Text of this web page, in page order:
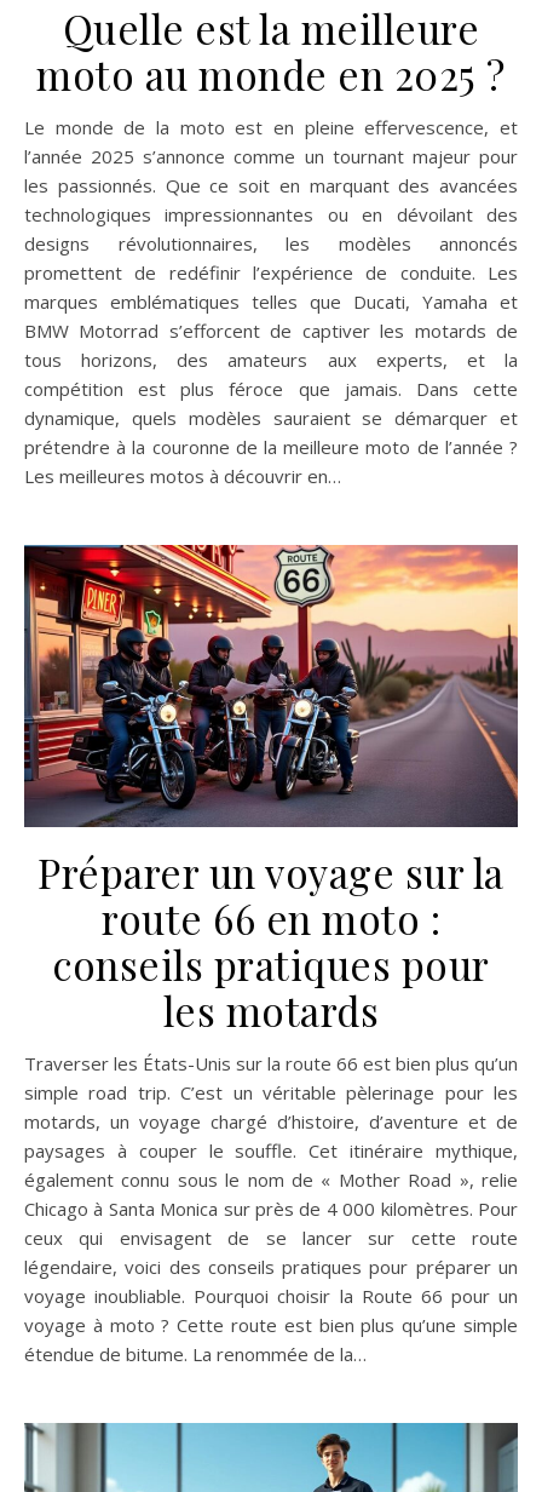
Quelle est la meilleure
moto au monde en 2025 ?
Le monde de la moto est en pleine effervescence, et
l’année 2025 s’annonce comme un tournant majeur pour
les passionnés. Que ce soit en marquant des avancées
technologiques impressionnantes ou en dévoilant des
designs révolutionnaires, les modèles annoncés
promettent de redéfinir l’expérience de conduite. Les
marques emblématiques telles que Ducati, Yamaha et
BMW Motorrad s’efforcent de captiver les motards de
tous horizons, des amateurs aux experts, et la
compétition est plus féroce que jamais. Dans cette
dynamique, quels modèles sauraient se démarquer et
prétendre à la couronne de la meilleure moto de l’année ?
Les meilleures motos à découvrir en…
Préparer un voyage sur la
route 66 en moto :
conseils pratiques pour
les motards
Traverser les États-Unis sur la route 66 est bien plus qu’un
simple road trip. C’est un véritable pèlerinage pour les
motards, un voyage chargé d’histoire, d’aventure et de
paysages à couper le souffle. Cet itinéraire mythique,
également connu sous le nom de « Mother Road », relie
Chicago à Santa Monica sur près de 4 000 kilomètres. Pour
ceux qui envisagent de se lancer sur cette route
légendaire, voici des conseils pratiques pour préparer un
voyage inoubliable. Pourquoi choisir la Route 66 pour un
voyage à moto ? Cette route est bien plus qu’une simple
étendue de bitume. La renommée de la…